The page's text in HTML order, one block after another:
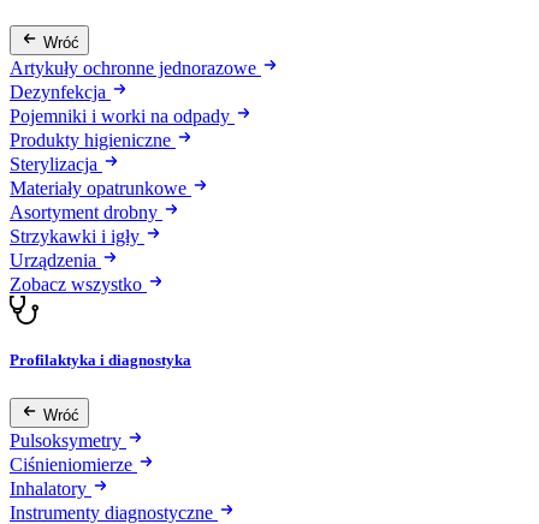
Wróć
Artykuły ochronne jednorazowe
Dezynfekcja
Pojemniki i worki na odpady
Produkty higieniczne
Sterylizacja
Materiały opatrunkowe
Asortyment drobny
Strzykawki i igły
Urządzenia
Zobacz wszystko
Profilaktyka i diagnostyka
Wróć
Pulsoksymetry
Ciśnieniomierze
Inhalatory
Instrumenty diagnostyczne